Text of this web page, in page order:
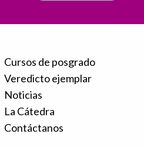
Cursos de posgrado
Veredicto ejemplar
Noticias
La Cátedra
Contáctanos